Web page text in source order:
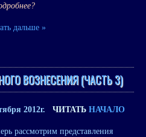
дальше »
ВОЗНЕСЕНИЯ (ЧАСТЬ 3)
2012г. ЧИТАТЬ НАЧАЛО
рассмотрим представления